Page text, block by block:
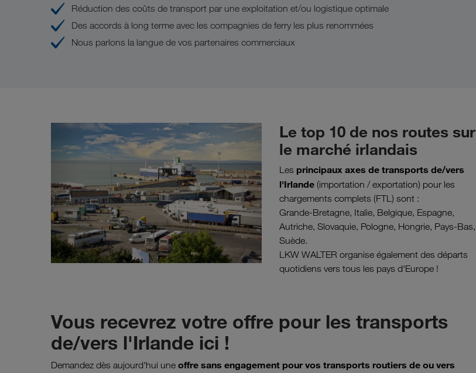
Réduction des coûts de transport par une exploitation et/ou logistique optimale
Des accords à long terme avec les compagnies de ferry les plus renommées
Nous parlons la langue de vos partenaires commerciaux
Le top 10 de nos routes sur
le marché irlandais
Les principaux axes de transports de/vers
l'Irlande (importation / exportation) pour les
chargements complets (FTL) sont :
Grande-Bretagne, Italie, Belgique, Espagne,
Autriche, Slovaquie, Pologne, Hongrie, Pays-Bas,
Suède.
LKW WALTER organise également des départs
quotidiens vers tous les pays d'Europe !
Vous recevrez votre offre pour les transports
de/vers l'Irlande ici !
Demandez dès aujourd'hui une offre sans engagement pour vos transports routiers de ou vers